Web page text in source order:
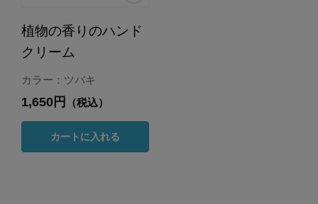
植物の香りのハンド
クリーム
カラー：ツバキ
1,650円 （税込）
カートに入れる